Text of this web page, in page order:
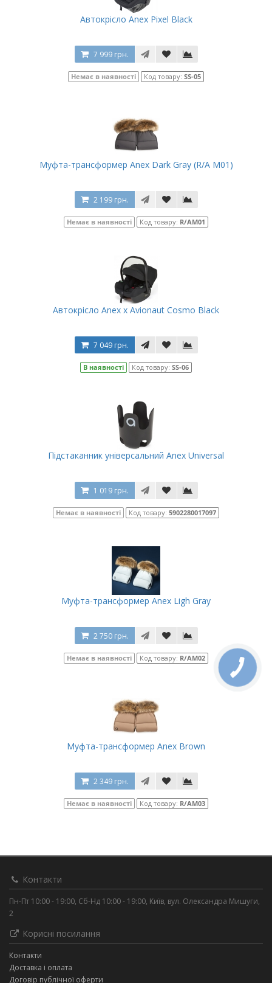
Автокрісло Anex Pixel Black
7 999 грн.
Немає в наявності Код товару: SS-05
Муфта-трансформер Anex Dark Gray (R/A M01)
2 199 грн.
Немає в наявності Код товару: R/AM01
Автокрісло Anex x Avionaut Cosmo Black
7 049 грн.
В наявності Код товару: SS-06
Підстаканник універсальний Anex Universal
1 019 грн.
Немає в наявності Код товару: 5902280017097
Муфта-трансформер Anex Ligh Gray
2 750 грн.
Немає в наявності Код товару: R/AM02
Муфта-трансформер Anex Brown
2 349 грн.
Немає в наявності Код товару: R/AM03
Контакти
Пн-Пт 10:00 - 19:00, Сб-Нд 10:00 - 19:00, Київ, вул. Олександра Мишуги,
2
Корисні посилання
Контакти
Доставка і оплата
Договір публічної оферти